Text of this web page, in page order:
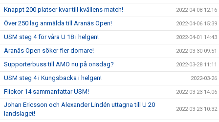
Knappt 200 platser kvar till kvällens match! 2022-04-08 12:16
Över 250 lag anmälda till Aranäs Open! 2022-04-06 15:39
USM steg 4 för våra U 18 i helgen! 2022-04-01 14:43
Aranäs Open söker fler domare! 2022-03-30 09:51
Supporterbuss till AMO nu på onsdag? 2022-03-28 11:11
USM steg 4 i Kungsbacka i helgen! 2022-03-26
Flickor 14 sammanfattar USM! 2022-03-23 14:06
Johan Ericsson och Alexander Lindén uttagna till U 20
landslaget!
2022-03-23 10:32